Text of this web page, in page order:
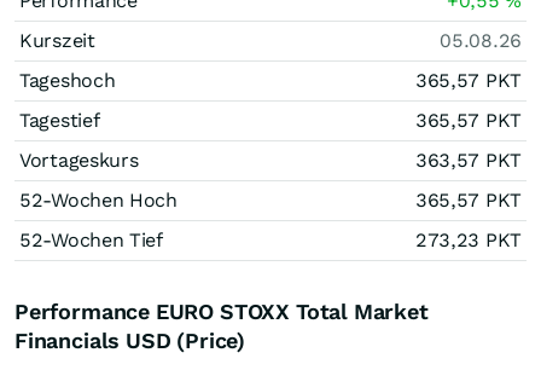
Kurszeit
05.08.26
Tageshoch
365,57 PKT
Tagestief
365,57 PKT
Vortageskurs
363,57 PKT
52-Wochen Hoch
365,57 PKT
52-Wochen Tief
273,23 PKT
Performance EURO STOXX Total Market
Financials USD (Price)